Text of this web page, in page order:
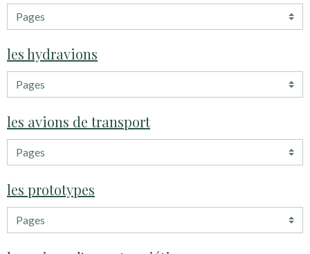
les hydravions
les avions de transport
les prototypes